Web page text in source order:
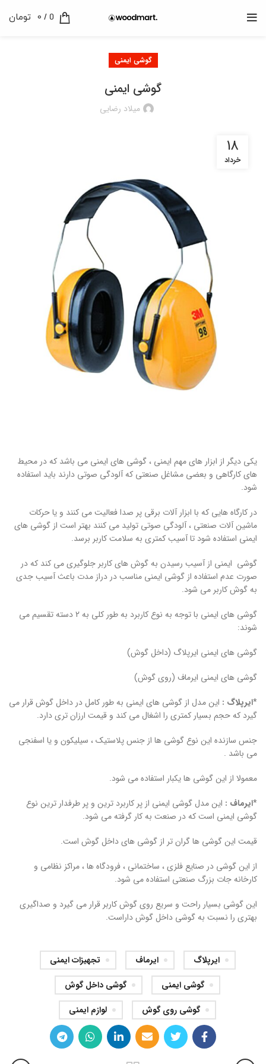
0
/
0 تومان
گوشی ایمنی
گوشی ایمنی
میلاد رضایی
18
خرداد
یکی دیگر از ابزار های مهم ایمنی ، گوشی های ایمنی می باشد که در محیط
های کارگاهی و بعضی مشاغل صنعتی که آلودگی صوتی دارند باید استفاده
شود.
در کارگاه هایی که با ابزار آلات برقی پر صدا فعالیت می کنند و یا حرکات
ماشین آلات صنعتی ، آلودگی صوتی تولید می کنند بهتر است از گوشی های
ایمنی استفاده شود تا آسیب کمتری به سلامت کاربر برسد.
گوشی ایمنی از آسیب رسیدن به گوش های کاربر جلوگیری می کند که در
صورت عدم استفاده از گوشی ایمنی مناسب در دراز مدت باعث آسیب جدی
به گوش کاربر می شود.
گوشی های ایمنی با توجه به نوع کاربرد به طور کلی به 2 دسته تقسیم می
شوند:
گوشی های ایمنی ایرپلاگ (داخل گوش)
گوشی های ایمنی ایرماف (روی گوش)
*ایرپلاگ : این مدل از گوشی های ایمنی به طور کامل در داخل گوش قرار می
گیرد که حجم بسیار کمتری را اشغال می کند و قیمت ارزان تری دارد.
جنس سازنده این نوع گوشی ها از جنس پلاستیک ، سیلیکون و یا اسفنجی
می باشد .
معمولا از این گوشی ها یکبار استفاده می شود.
*ایرماف : این مدل گوشی ایمنی از پر کاربرد ترین و پر طرفدار ترین نوع
گوشی ایمنی است که در صنعت به کار گرفته می شود.
قیمت این گوشی ها گران تر از گوشی های داخل گوش است.
از این گوشی در صنایع فلزی ، ساختمانی ، فرودگاه ها ، مراکز نظامی و
کارخانه جات بزرگ صنعتی استفاده می شود.
این گوشی بسیار راحت و سریع روی گوش کاربر قرار می گیرد و صداگیری
بهتری را نسبت به گوشی داخل گوش داراست.
ایرپلاگ ایرماف
تجهیزات ایمنی
گوشی ایمنی
گوشی داخل گوش
گوشی روی گوش
لوازم ایمنی